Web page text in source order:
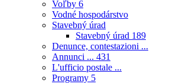
Voľby 6
Vodné hospodárstvo
Stavebný úrad
Stavebný úrad 189
Denunce, contestazioni ...
Annunci ... 431
L'ufficio postale ...
Programy 5